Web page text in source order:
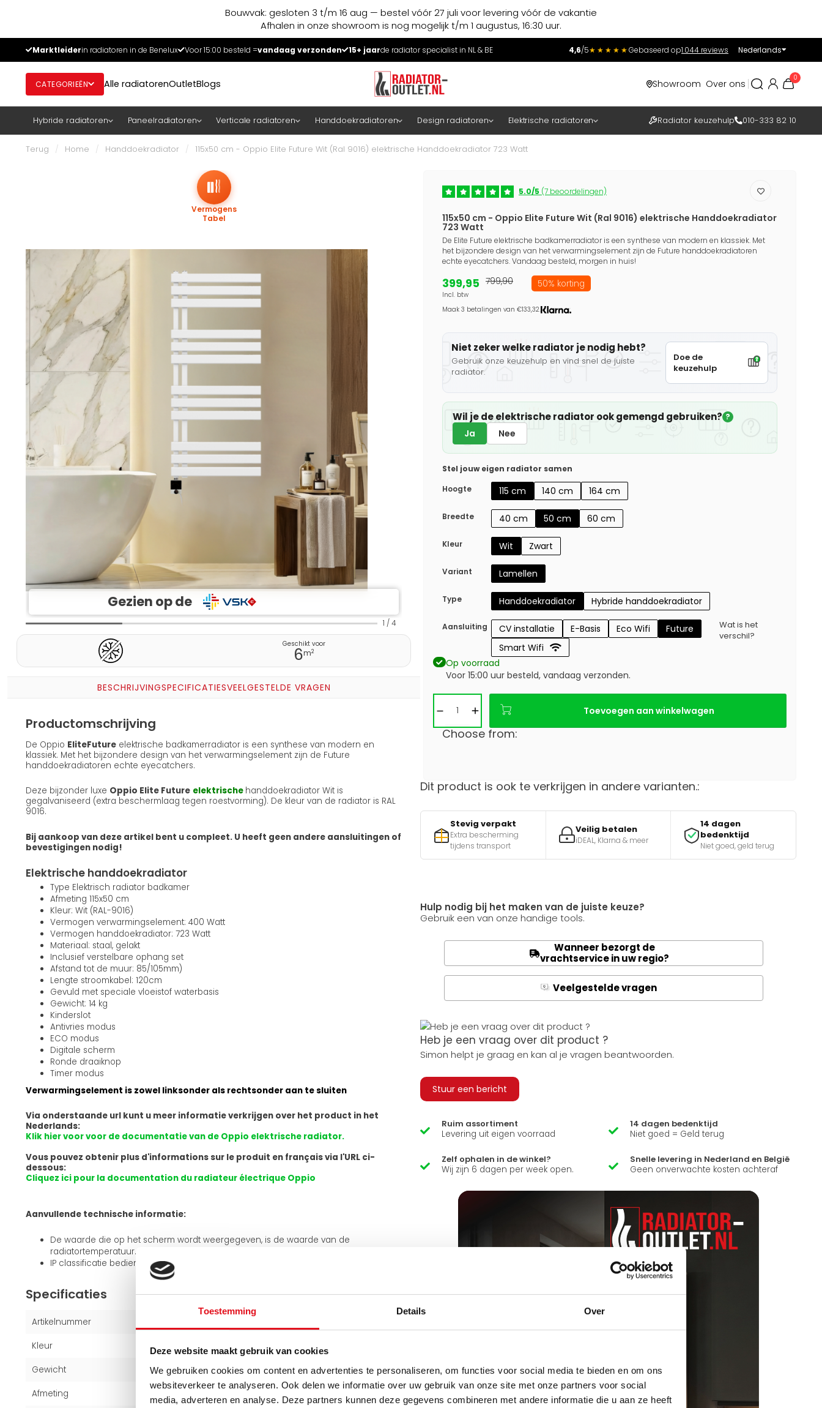
Toestemming Details Over
Deze website maakt gebruik van cookies
We gebruiken cookies om content en advertenties te personaliseren, om functies voor social media te bieden en om ons
websiteverkeer te analyseren. Ook delen we informatie over uw gebruik van onze site met onze partners voor social
media, adverteren en analyse. Deze partners kunnen deze gegevens combineren met andere informatie die u aan ze heeft
Bouwvak: gesloten 3 t/m 16 aug — bestel vóór 27 juli voor levering vóór de vakantie
Afhalen in onze showroom is nog mogelijk t/m 1 augustus, 16:30 uur.
Marktleiderin radiatoren in de Benelux Voor 15:00 besteld =vandaag verzonden 15+ jaarde radiator specialist in NL & BE 4,6/5★★★★★Gebaseerd op1.044 reviews Nederlands
CATEGORIEËN Alle radiatorenOutletBlogs Showroom Over ons
0
Hybride radiatoren Paneelradiatoren Verticale radiatoren Handdoekradiatoren Design radiatoren Elektrische radiatoren Radiator keuzehulp 010-333 82 10
Terug / Home / Handdoekradiator / 115x50 cm - Oppio Elite Future Wit (Ral 9016) elektrische Handdoekradiator 723 Watt
Gezien op de
Vermogens
Tabel
1 /4
Geschikt voor
6m2
BESCHRIJVINGSPECIFICATIESVEELGESTELDE VRAGEN
Productomschrijving
De Oppio EliteFuture elektrische badkamerradiator is een synthese van modern en
klassiek. Met het bijzondere design van het verwarmingselement zijn de Future
handdoekradiatoren echte eyecatchers.
Deze bijzonder luxe Oppio Elite Future elektrische handdoekradiator Wit is
gegalvaniseerd (extra beschermlaag tegen roestvorming). De kleur van de radiator is RAL
9016.
Bij aankoop van deze artikel bent u compleet. U heeft geen andere aansluitingen of
bevestigingen nodig!
Elektrische handdoekradiator
Type Elektrisch radiator badkamer
Afmeting 115x50 cm
Kleur: Wit (RAL-9016)
Vermogen verwarmingselement: 400 Watt
Vermogen handdoekradiator: 723 Watt
Materiaal: staal, gelakt
Inclusief verstelbare ophang set
Afstand tot de muur: 85/105mm)
Lengte stroomkabel: 120cm
Gevuld met speciale vloeistof waterbasis
Gewicht: 14 kg
Kinderslot
Antivries modus
ECO modus
Digitale scherm
Ronde draaiknop
Timer modus
Verwarmingselement is zowel linksonder als rechtsonder aan te sluiten
Via onderstaande url kunt u meer informatie verkrijgen over het product in het
Nederlands:
Klik hier voor voor de documentatie van de Oppio elektrische radiator.
Vous pouvez obtenir plus d'informations sur le produit en français via l'URL ci-
dessous:
Cliquez ici pour la documentation du radiateur électrique Oppio
Aanvullende technische informatie:
De waarde die op het scherm wordt weergegeven, is de waarde van de
radiatortemperatuur.
IP classificatie bedieningspaneel IP44
Specificaties
Artikelnummer
Kleur Wit (RAL 9016)
Gewicht 14 kg
Afmeting 115x50 cm
5.0/5 (7 beoordelingen)
115x50 cm - Oppio Elite Future Wit (Ral 9016) elektrische Handdoekradiator
723 Watt
De Elite Future elektrische badkamerradiator is een synthese van modern en klassiek. Met
het bijzondere design van het verwarmingselement zijn de Future handdoekradiatoren
echte eyecatchers. Vandaag besteld, morgen in huis!
399,95
Incl. btw
799,90 50% korting
Maak 3 betalingen van €133,32.
Niet zeker welke radiator je nodig hebt?
Gebruik onze keuzehulp en vind snel de juiste
radiator.
Doe de
keuzehulp
Wil je de elektrische radiator ook gemengd gebruiken? ?
Ja Nee
Stel jouw eigen radiator samen
Hoogte
115 cm 140 cm 164 cm
Breedte 40 cm 50 cm 60 cm
Kleur Wit Zwart
Variant Lamellen
Type Handdoekradiator Hybride handdoekradiator
Aansluiting CV installatie E-Basis Eco Wifi
Future
Smart Wifi
Wat is het
verschil?
Op voorraad
Voor 15:00 uur besteld, vandaag verzonden.
Toevoegen aan winkelwagen
Choose from:
Dit product is ook te verkrijgen in andere varianten.:
Stevig verpakt
Extra bescherming
tijdens transport
Veilig betalen
iDEAL, Klarna & meer
14 dagen
bedenktijd
Niet goed, geld terug
Hulp nodig bij het maken van de juiste keuze?
Gebruik een van onze handige tools.
Wanneer bezorgt de
vrachtservice in uw regio?
Q Veelgestelde vragen
Heb je een vraag over dit product ?
Simon helpt je graag en kan al je vragen beantwoorden.
Stuur een bericht
Ruim assortiment
Levering uit eigen voorraad
14 dagen bedenktijd
Niet goed = Geld terug
Zelf ophalen in de winkel?
Wij zijn 6 dagen per week open.
Snelle levering in Nederland en België
Geen onverwachte kosten achteraf